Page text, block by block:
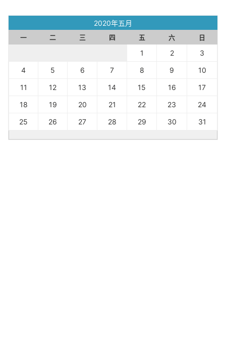
2020年五月
一 二 三 四 五 六 日
1 2
3
4
5 6 7 8 9
10
11
12 13 14 15 16
17
18
19 20 21 22 23
24
25
26 27 28 29 30 31